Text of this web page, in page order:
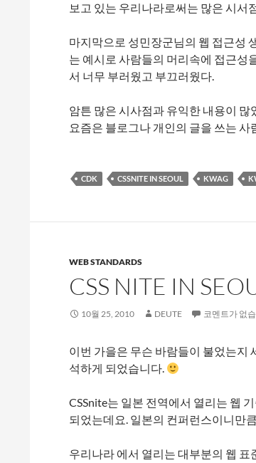
보고 있는 우리나라로써는 많은 시서
마지막으로 성민장군님의 웹 접근성
는 예시로 사람들의 머리속에 접근성
서 너무 부러웠고 부끄러웠다.
암튼 많은 시사점과 유익한 내용이
요즘은 블로그나 개인의 글을 쓰는
CDK CSSNITE IN SEOUL KWAG
WEB STANDARDS
CSS NITE IN
10월 25, 2010 DEUTE 코멘트가 없
이번 가을은 무슨 바람들이 불었는지
석하게 되었습니다.
CSSnite는 일본 전역에서 열리는 웹
되었는데요. 일본의 컨퍼런스이니만
우리나라 에서 열리는 대부분의 웹